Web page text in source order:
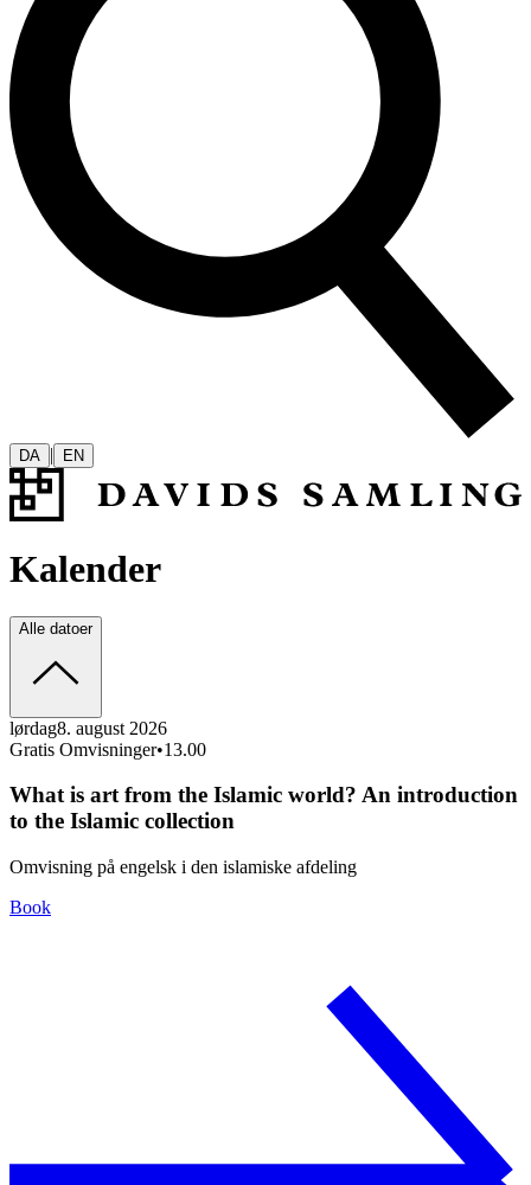
DA | EN
Kalender
Alle datoer
lørdag8. august 2026
Gratis Omvisninger•13.00
What is art from the Islamic world? An introduction
to the Islamic collection
Omvisning på engelsk i den islamiske afdeling
Book